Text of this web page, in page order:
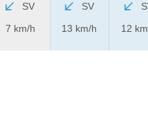
SV
7 km/h
SV
13 km/h
12